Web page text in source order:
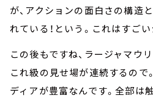
が、アクションの面白さの構造
れている！という。これはすごい
この後もですね、ラージャマウ
これ級の見せ場が連続するので
ディアが豊富なんです。全部は